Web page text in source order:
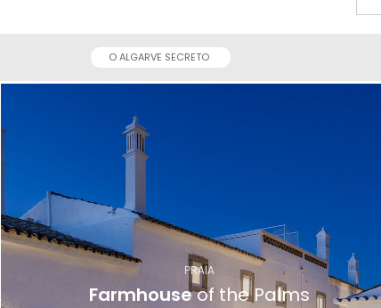
O ALGARVE SECRETO
PRAIA
Farmhouseof the Palms